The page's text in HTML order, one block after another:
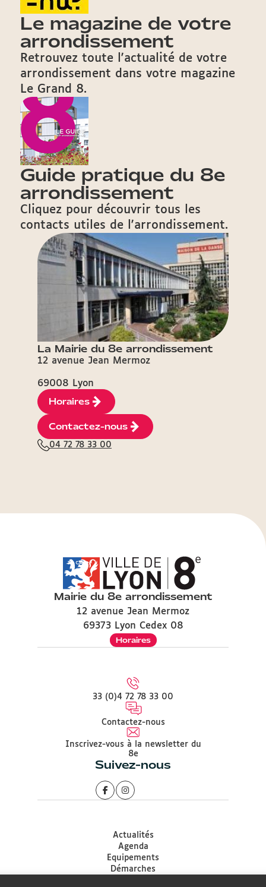
Le magazine de votre
arrondissement
Retrouvez toute l'actualité de votre
arrondissement dans votre magazine
Le Grand 8.
Guide pratique du 8e
arrondissement
Cliquez pour découvrir tous les
contacts utiles de l'arrondissement.
La Mairie du 8e arrondissement
12 avenue Jean Mermoz
69008 Lyon
Horaires
Contactez-nous
04 72 78 33 00
Mairie du 8e arrondissement
12 avenue Jean Mermoz
69373 Lyon Cedex 08
Horaires
33 (0)4 72 78 33 00
Contactez-nous
Inscrivez-vous à la newsletter du
8e
Suivez-nous
Actualités
Agenda
Equipements
Démarches